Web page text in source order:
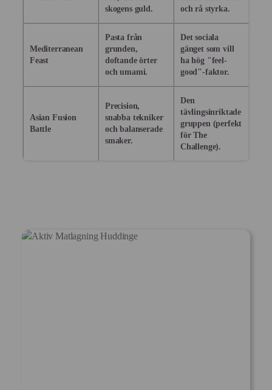
skogens guld.
och rå styrka.
Mediterranean
Feast
Pasta från
grunden,
doftande örter
och umami.
Det sociala
gänget som vill
ha hög "feel-
good"-faktor.
Asian Fusion
Battle
Precision,
snabba tekniker
och balanserade
smaker.
Den
tävlingsinriktade
gruppen (perfekt
för The
Challenge).